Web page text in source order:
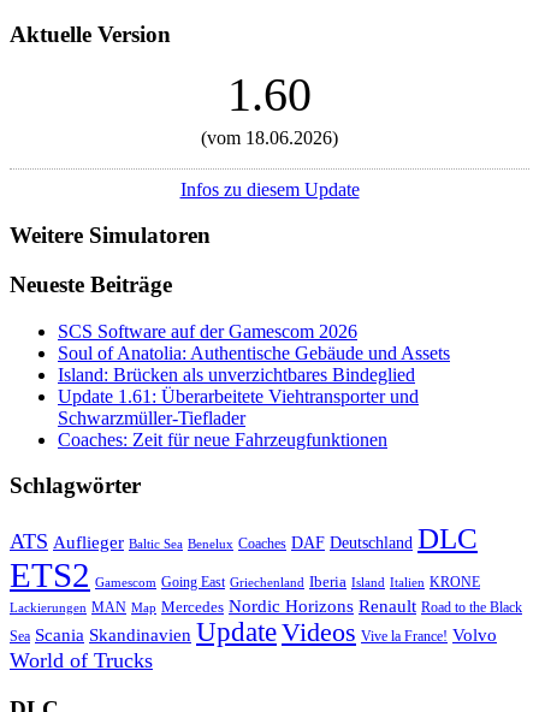
Aktuelle Version
1.60
(vom 18.06.2026)
Infos zu diesem Update
Weitere Simulatoren
Neueste Beiträge
SCS Software auf der Gamescom 2026
Soul of Anatolia: Authentische Gebäude und Assets
Island: Brücken als unverzichtbares Bindeglied
Update 1.61: Überarbeitete Viehtransporter und
Schwarzmüller-Tieflader
Coaches: Zeit für neue Fahrzeugfunktionen
Schlagwörter
ATS Auflieger Baltic Sea Benelux Coaches DAF Deutschland DLC
ETS2 Gamescom Going East Griechenland Iberia Island Italien KRONE
Lackierungen MAN Map Mercedes Nordic Horizons Renault Road to the Black
Sea Scania Skandinavien UpdateVideos Vive la France! Volvo
World of Trucks